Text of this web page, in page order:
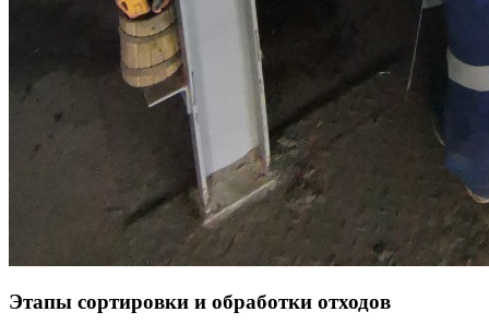
Этапы сортировки и обработки отходов